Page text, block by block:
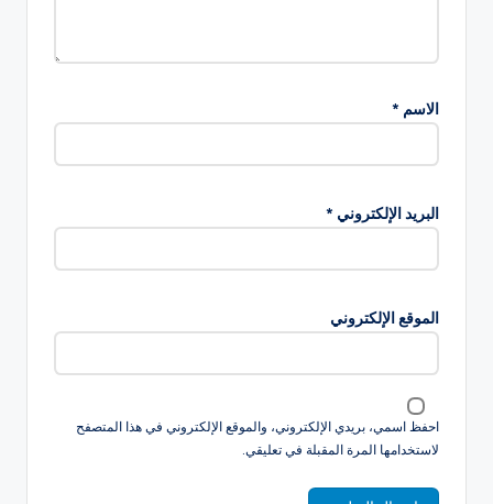
الاسم *
البريد الإلكتروني *
الموقع الإلكتروني
احفظ اسمي، بريدي الإلكتروني، والموقع الإلكتروني في هذا المتصفح
لاستخدامها المرة المقبلة في تعليقي.